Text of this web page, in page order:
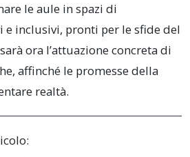
le aule in spazi di
inclusivi, pronti per le sfide del
ora l’attuazione concreta di
affinché le promesse della
realtà.